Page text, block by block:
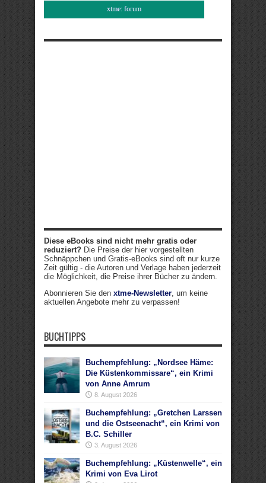
xtme: forum
Diese eBooks sind nicht mehr gratis oder
reduziert? Die Preise der hier vorgestellten
Schnäppchen und Gratis-eBooks sind oft nur kurze
Zeit gültig - die Autoren und Verlage haben jederzeit
die Möglichkeit, die Preise ihrer Bücher zu ändern.
Abonnieren Sie den xtme-Newsletter, um keine
aktuellen Angebote mehr zu verpassen!
BUCHTIPPS
Buchempfehlung: „Nordsee Häme:
Die Küstenkommissare“, ein Krimi
von Anne Amrum
8. August 2026
Buchempfehlung: „Gretchen Larssen
und die Ostseenacht“, ein Krimi von
B.C. Schiller
3. August 2026
Buchempfehlung: „Küstenwelle“, ein
Krimi von Eva Lirot